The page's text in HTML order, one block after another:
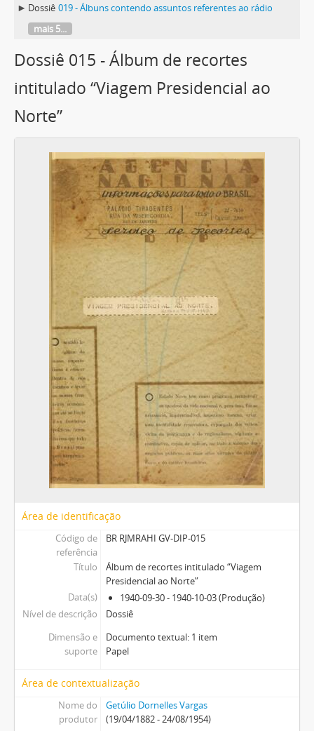
Dossiê 019 - Álbuns contendo assuntos referentes ao rádio
mais 5...
Dossiê 015 - Álbum de recortes
intitulado “Viagem Presidencial ao
Norte”
Área de identificação
Código de
referência
BR RJMRAHI GV-DIP-015
Título
Álbum de recortes intitulado “Viagem
Presidencial ao Norte”
Data(s)
1940-09-30 - 1940-10-03 (Produção)
Nível de descrição
Dossiê
Dimensão e
suporte
Documento textual: 1 item
Papel
Área de contextualização
Nome do
produtor
Getúlio Dornelles Vargas
(19/04/1882 - 24/08/1954)